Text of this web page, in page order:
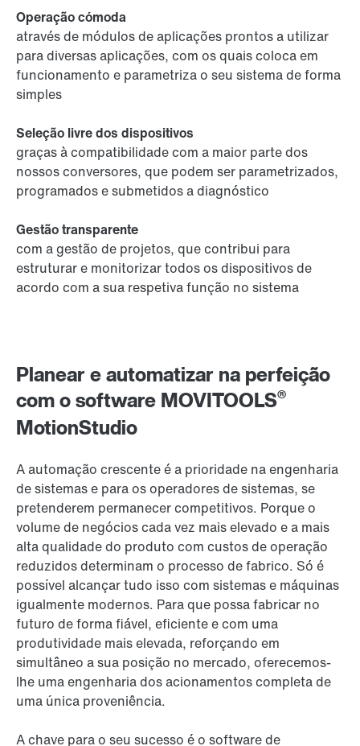
Planear e automatizar na perfeição
com o software MOVITOOLS®
MotionStudio
A automação crescente é a prioridade na engenharia
de sistemas e para os operadores de sistemas, se
pretenderem permanecer competitivos. Porque o
volume de negócios cada vez mais elevado e a mais
alta qualidade do produto com custos de operação
reduzidos determinam o processo de fabrico. Só é
possível alcançar tudo isso com sistemas e máquinas
igualmente modernos. Para que possa fabricar no
futuro de forma fiável, eficiente e com uma
produtividade mais elevada, reforçando em
simultâneo a sua posição no mercado, oferecemos-
lhe uma engenharia dos acionamentos completa de
uma única proveniência.
A chave para o seu sucesso é o software de
Operação cómoda
através de módulos de aplicações prontos a utilizar
para diversas aplicações, com os quais coloca em
funcionamento e parametriza o seu sistema de forma
simples
Seleção livre dos dispositivos
graças à compatibilidade com a maior parte dos
nossos conversores, que podem ser parametrizados,
programados e submetidos a diagnóstico
Gestão transparente
com a gestão de projetos, que contribui para
estruturar e monitorizar todos os dispositivos de
acordo com a sua respetiva função no sistema